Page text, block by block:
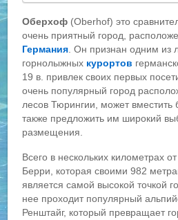
Оберхоф (Oberhof) это
очень приятный город,
Германия . Он признан одним из
горнолыжных курортов
19 в. привлек своих первых
очень популярный город
лесов Тюрингии, может вместить
также предложить им широкий
размещения.
Всего в нескольких километрах
Берри, которая своими 982
является самой высокой точкой
нее проходит популярный
Ренштайг, который превращает